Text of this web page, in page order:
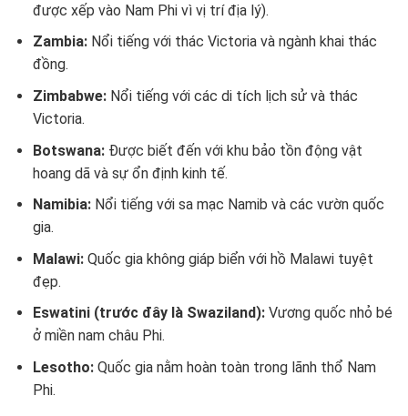
được xếp vào Nam Phi vì vị trí địa lý).
Zambia:Nổi tiếng với thác Victoria và ngành khai thác
đồng.
Zimbabwe:Nổi tiếng với các di tích lịch sử và thác
Victoria.
Botswana:Được biết đến với khu bảo tồn động vật
hoang dã và sự ổn định kinh tế.
Namibia:Nổi tiếng với sa mạc Namib và các vườn quốc
gia.
Malawi:Quốc gia không giáp biển với hồ Malawi tuyệt
đẹp.
Eswatini (trước đây là Swaziland):Vương quốc nhỏ bé
ở miền nam châu Phi.
Lesotho:Quốc gia nằm hoàn toàn trong lãnh thổ Nam
Phi.